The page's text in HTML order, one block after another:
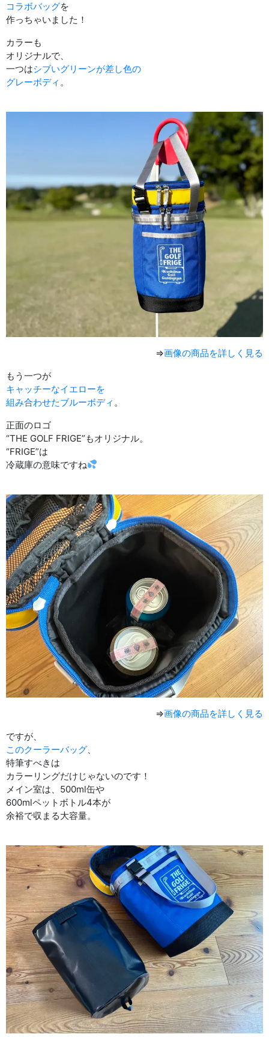
コラボバッグを
作っちゃいました！
カラーも
オリジナルで、
一つはシブいグリーンが差し色の
グレーボディ 。
⇒画像の商品を詳しく見る
もう一つが
キャッチーなイエローを
組み合わせたブルーボディ 。
正面のロゴ
“THE GOLF FRIGE”もオリジナル。
“FRIGE”は
冷蔵庫の意味ですね
⇒画像の商品を詳しく見る
ですが、
このクーラーバッグ、
特筆すべきは
カラーリングだけじゃないのです！
メイン室は、500ml缶や
600mlペットボトル4本が
余裕で収まる大容量。